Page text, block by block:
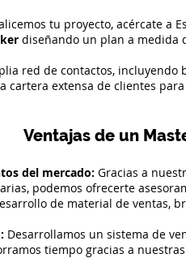
tu proyecto, acércate a
diseñando un plan a medida
red de contactos, incluyendo
cartera extensa de clientes
Ventajas de un
del mercado: Gracias a
podemos ofrecerte
de material de ventas,
Desarrollamos un sistema de
tiempo gracias a